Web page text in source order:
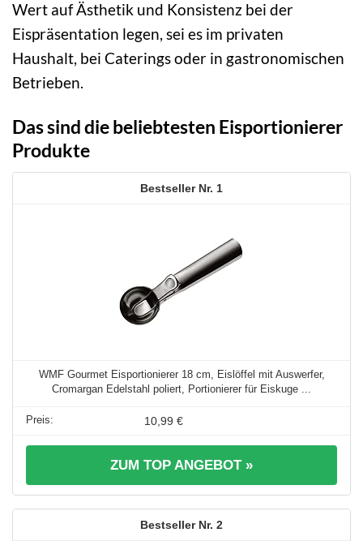
Wert auf Ästhetik und Konsistenz bei der
Eispräsentation legen, sei es im privaten
Haushalt, bei Caterings oder in gastronomischen
Betrieben.
Das sind die beliebtesten Eisportionierer
Produkte
1
WMF Gourmet Eisportionierer 18 cm, Eislöffel mit Auswerfer,
Cromargan Edelstahl poliert, Portionierer für Eiskuge ...
10,99 €
ZUM TOP ANGEBOT »
2